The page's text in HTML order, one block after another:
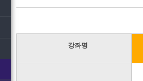
강좌명